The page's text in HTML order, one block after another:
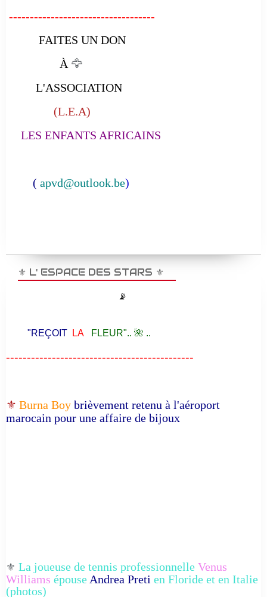
-----------------------------------
FAITES UN DON
À 🦅
L'ASSOCIATION
(L.E.A)
LES ENFANTS AFRICAINS
( apvd@outlook.be)
⚜️ L' ESPACE DES STARS ⚜️
📡
"REÇOIT LA FLEUR".. 🌺 ..
---------------------------------------------
⚜️ Burna Boy brièvement retenu à l'aéroport
marocain pour une affaire de bijoux
⚜️ La joueuse de tennis professionnelle Venus
Williams épouse Andrea Preti en Floride et en Italie
(photos)